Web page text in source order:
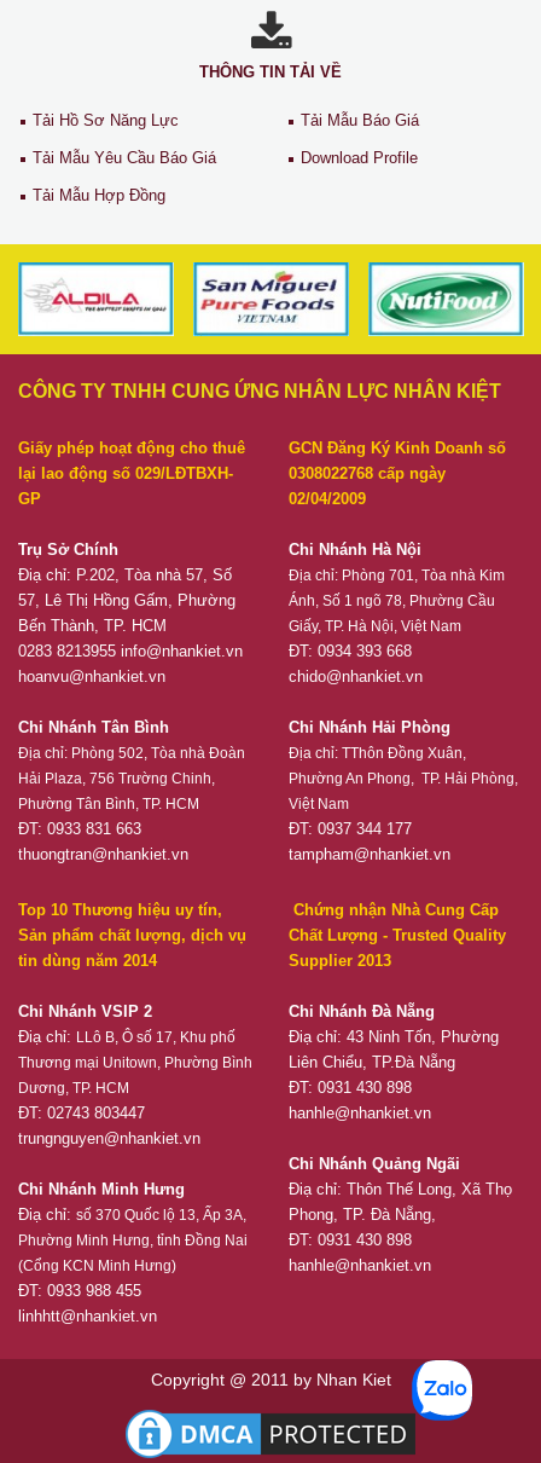
THÔNG TIN TẢI VỀ
Tải Hồ Sơ Năng Lực Tải Mẫu Báo Giá
Tải Mẫu Yêu Cầu Báo Giá Download Profile
Tải Mẫu Hợp Đồng
CÔNG TY TNHH CUNG ỨNG NHÂN LỰC NHÂN KIỆT
Giấy phép hoạt động cho thuê
lại lao động số 029/LĐTBXH-
GP
Trụ Sở Chính
Điạ chỉ: P.202, Tòa nhà 57, Số
57, Lê Thị Hồng Gấm, Phường
Bến Thành, TP. HCM
0283 8213955 info@nhankiet.vn
hoanvu@nhankiet.vn
Chi Nhánh Tân Bình
Địa chỉ: Phòng 502, Tòa nhà Đoàn
Hải Plaza, 756 Trường Chinh,
Phường Tân Bình, TP. HCM
ĐT: 0933 831 663
thuongtran@nhankiet.vn
GCN Đăng Ký Kinh Doanh số
0308022768 cấp ngày
02/04/2009
Chi Nhánh Hà Nội
Địa chỉ: Phòng 701, Tòa nhà Kim
Ánh, Số 1 ngõ 78, Phường Cầu
Giấy, TP. Hà Nội, Việt Nam
ĐT: 0934 393 668
chido@nhankiet.vn
Chi Nhánh Hải Phòng
Địa chỉ: TThôn Đồng Xuân,
Phường An Phong, TP. Hải Phòng,
Việt Nam
ĐT: 0937 344 177
tampham@nhankiet.vn
Top 10 Thương hiệu uy tín,
Sản phẩm chất lượng, dịch vụ
tin dùng năm 2014
Chi Nhánh VSIP 2
Điạ chỉ: LLô B, Ô số 17, Khu phố
Thương mại Unitown, Phường Bình
Dương, TP. HCM
ĐT: 02743 803447
trungnguyen@nhankiet.vn
Chi Nhánh Minh Hưng
Điạ chỉ: số 370 Quốc lộ 13, Ấp 3A,
Phường Minh Hưng, tỉnh Đồng Nai
(Cổng KCN Minh Hưng)
ĐT: 0933 988 455
linhhtt@nhankiet.vn
Chứng nhận Nhà Cung Cấp
Chất Lượng - Trusted Quality
Supplier 2013
Chi Nhánh Đà Nẵng
Điạ chỉ: 43 Ninh Tốn, Phường
Liên Chiểu, TP.Đà Nẵng
ĐT: 0931 430 898
hanhle@nhankiet.vn
Chi Nhánh Quảng Ngãi
Điạ chỉ: Thôn Thế Long, Xã Thọ
Phong, TP. Đà Nẵng,
ĐT: 0931 430 898
hanhle@nhankiet.vn
Copyright @ 2011 by Nhan Kiet